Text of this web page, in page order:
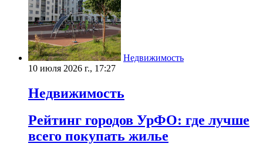
Недвижимость
10 июля 2026 г., 17:27
Недвижимость
Рейтинг городов УрФО: где лучше
всего покупать жилье